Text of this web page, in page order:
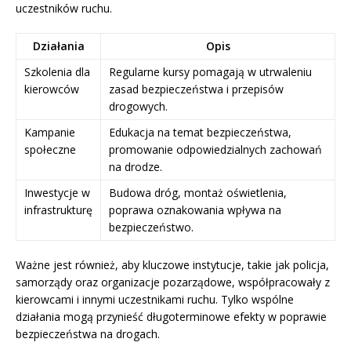
uczestników ruchu.
Działania
Opis
Szkolenia dla
kierowców
Regularne kursy pomagają w utrwaleniu
zasad bezpieczeństwa i przepisów
drogowych.
Kampanie
społeczne
Edukacja na temat bezpieczeństwa,
promowanie odpowiedzialnych zachowań
na drodze.
Inwestycje w
infrastrukturę
Budowa dróg, montaż oświetlenia,
poprawa oznakowania wpływa na
bezpieczeństwo.
Ważne jest również, aby kluczowe instytucje, takie jak policja,
samorządy oraz organizacje pozarządowe, współpracowały z
kierowcami i innymi uczestnikami ruchu. Tylko wspólne
działania mogą przynieść długoterminowe efekty w poprawie
bezpieczeństwa na drogach.